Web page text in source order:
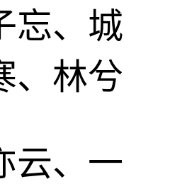
忘、城
、林兮
云、一